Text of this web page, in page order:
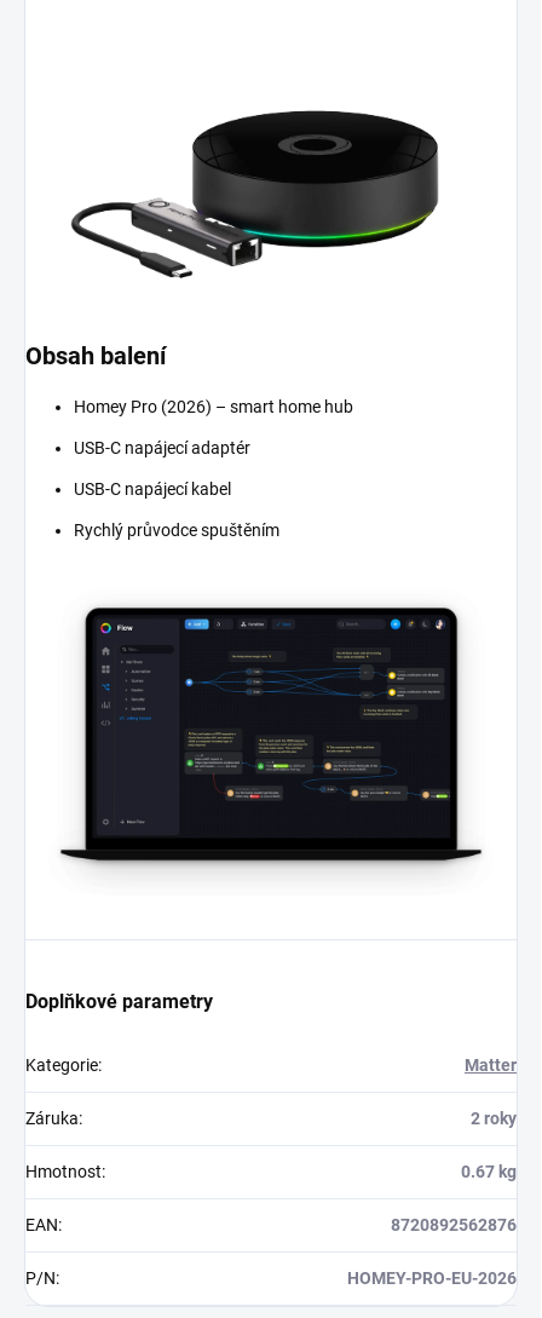
Obsah balení
Homey Pro (2026) – smart home hub
USB-C napájecí adaptér
USB-C napájecí kabel
Rychlý průvodce spuštěním
Doplňkové parametry
Kategorie: Matter
Záruka: 2 roky
Hmotnost: 0.67 kg
EAN: 8720892562876
P/N: HOMEY-PRO-EU-2026